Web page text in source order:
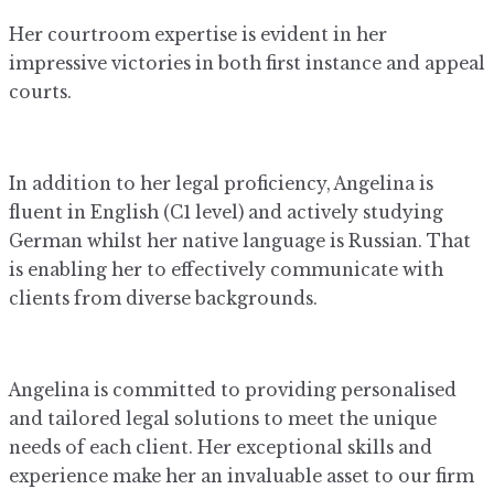
Her courtroom expertise is evident in her
impressive victories in both first instance and appeal
courts.
In addition to her legal proficiency, Angelina is
fluent in English (C1 level) and actively studying
German whilst her native language is Russian. That
is enabling her to effectively communicate with
clients from diverse backgrounds.
Angelina is committed to providing personalised
and tailored legal solutions to meet the unique
needs of each client. Her exceptional skills and
experience make her an invaluable asset to our firm